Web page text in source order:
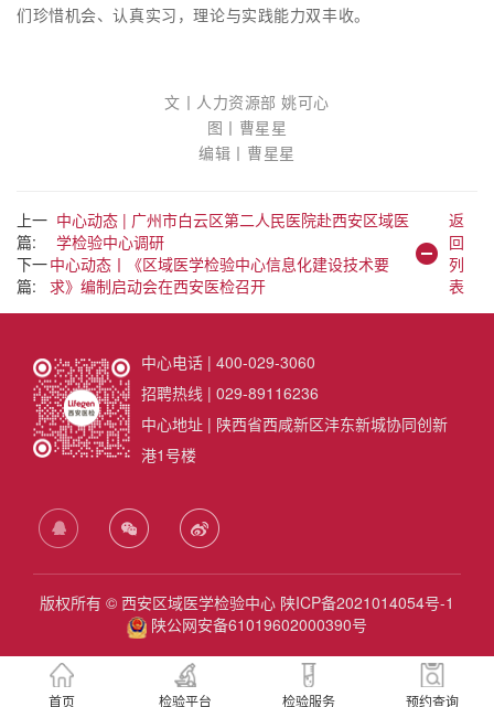
们珍惜机会、认真实习，理论与实践能力双丰收。
文丨人力资源部 姚可心
图丨曹星星
编辑丨曹星星
上一
篇:
中心动态 | 广州市白云区第二人民医院赴西安区域医
学检验中心调研
下一
篇:
中心动态丨《区域医学检验中心信息化建设技术要
求》编制启动会在西安医检召开
返
回
列
表
首页 检验平台 检验服务 预约查询
中心电话 | 400-029-3060
招聘热线 | 029-89116236
中心地址 | 陕西省西咸新区沣东新城协同创新
港1号楼
版权所有 © 西安区域医学检验中心 陕ICP备2021014054号-1
陕公网安备61019602000390号